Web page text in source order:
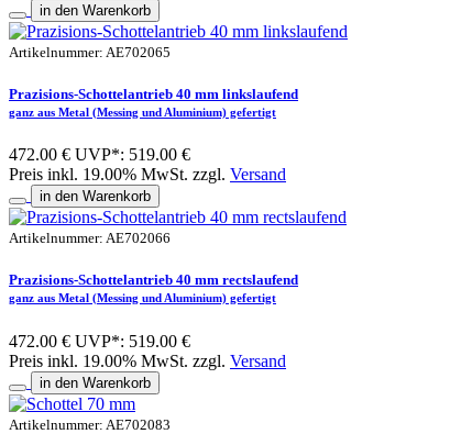
in den Warenkorb
Artikelnummer: AE702065
Prazisions-Schottelantrieb 40 mm linkslaufend
ganz aus Metal (Messing und Aluminium) gefertigt
472.00 € UVP*: 519.00 €
Preis inkl. 19.00% MwSt. zzgl. Versand
in den Warenkorb
Artikelnummer: AE702066
Prazisions-Schottelantrieb 40 mm rectslaufend
ganz aus Metal (Messing und Aluminium) gefertigt
472.00 € UVP*: 519.00 €
Preis inkl. 19.00% MwSt. zzgl. Versand
in den Warenkorb
Artikelnummer: AE702083